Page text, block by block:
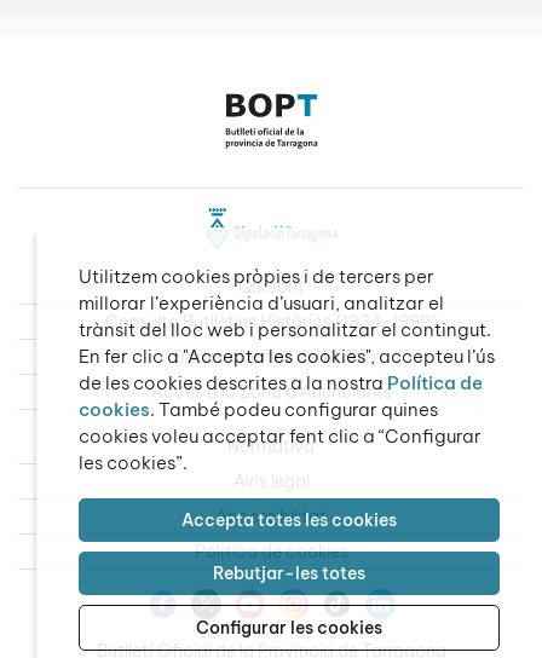
Qui som
Consulta Butlletins Històrics (1834-1999)
Dades obertes del BOPT
Accés a la Zona d’Anunciants
Normativa
Avís legal
Accessibilitat
Política de cookies
Butlletí Oficial de la Província de Tarragona
Utilitzem cookies pròpies i de tercers per
millorar l’experiència d’usuari, analitzar el
trànsit del lloc web i personalitzar el contingut.
En fer clic a "Accepta les cookies", accepteu l’ús
de les cookies descrites a la nostra Política de
cookies. També podeu configurar quines
cookies voleu acceptar fent clic a “Configurar
les cookies”.
Accepta totes les cookies
Rebutjar-les totes
Configurar les cookies